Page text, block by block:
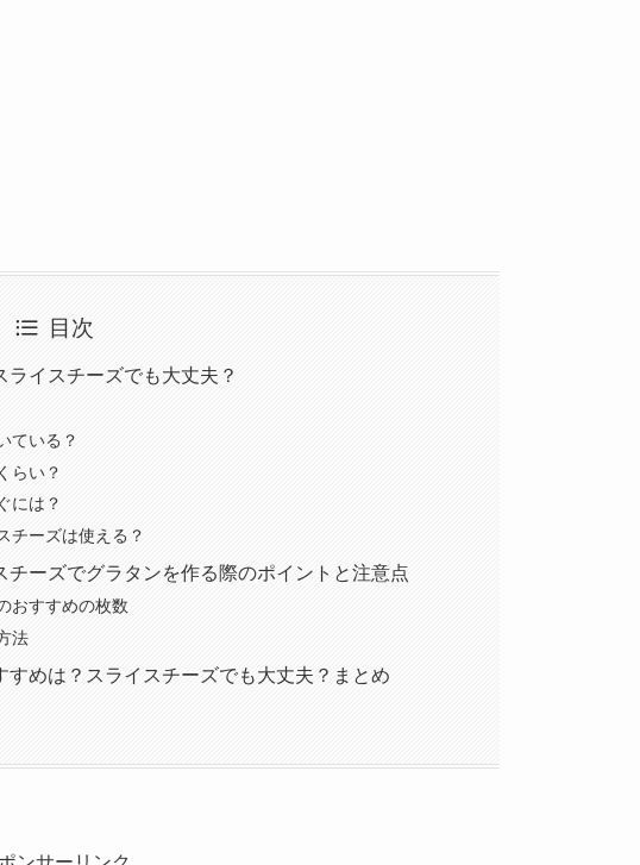
目次
イスチーズでも大丈夫？
ている？
らい？
には？
チーズは使える？
ーズでグラタンを作る際のポイントと注意点
おすすめの枚数
法
めは？スライスチーズでも大丈夫？まとめ